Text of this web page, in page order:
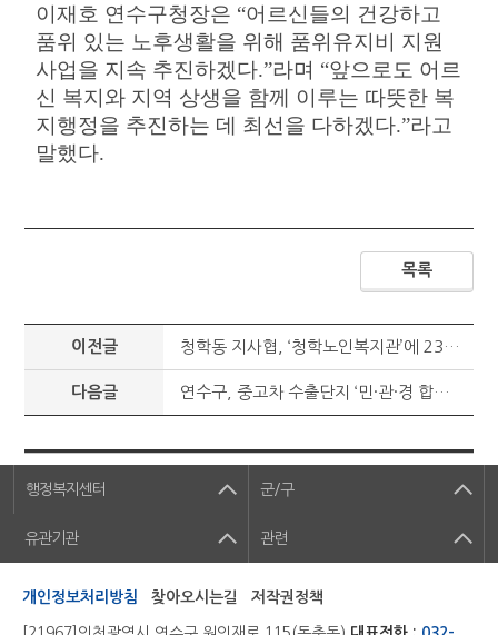
이재호 연수구청장은 “어르신들의 건강하고
품위 있는 노후생활을 위해 품위유지비 지원
사업을 지속 추진하겠다.”라며 “앞으로도 어르
신 복지와 지역 상생을 함께 이루는 따뜻한 복
지행정을 추진하는 데 최선을 다하겠다.”라고
말했다.
목록
이전글 청학동 지사협, ‘청학노인복지관’에 23번째 착한가게 현판 전달
다음글 연수구, 중고차 수출단지 ‘민·관·경 합동 단속 및 캠페인’ 실시
행정복지센터 군/구
유관기관 관련
개인정보처리방침 찾아오시는길 저작권정책